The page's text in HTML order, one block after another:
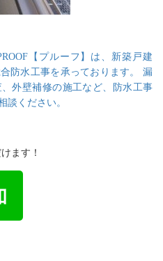
【プルーフ】は、新築戸建
防水工事を承っております。 漏
外壁補修の施工など、防水工事
談ください。
ます！